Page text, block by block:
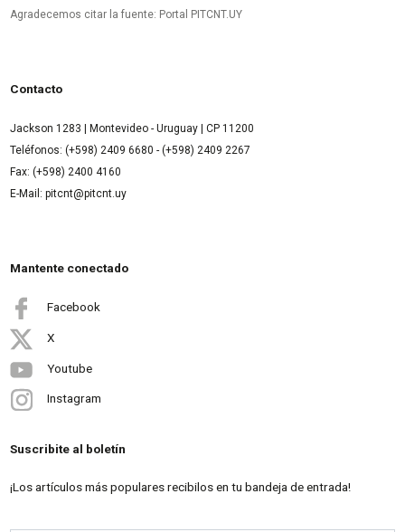
Agradecemos citar la fuente: Portal PITCNT.UY
Contacto
Jackson 1283 | Montevideo - Uruguay | CP 11200
Teléfonos: (+598) 2409 6680 - (+598) 2409 2267
Fax: (+598) 2400 4160
E-Mail: pitcnt@pitcnt.uy
Mantente conectado
Facebook
X
Youtube
Instagram
Suscribite al boletín
¡Los artículos más populares recibilos en tu bandeja de entrada!